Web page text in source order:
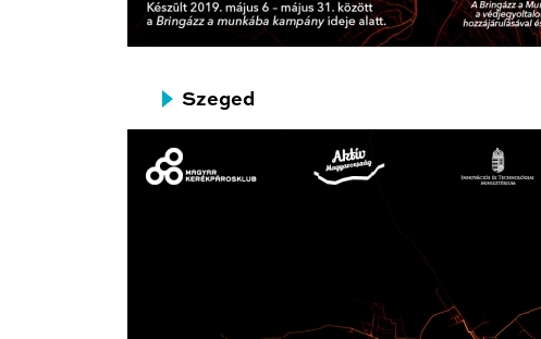
Szeged